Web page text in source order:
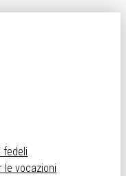
fedeli
le vocazioni